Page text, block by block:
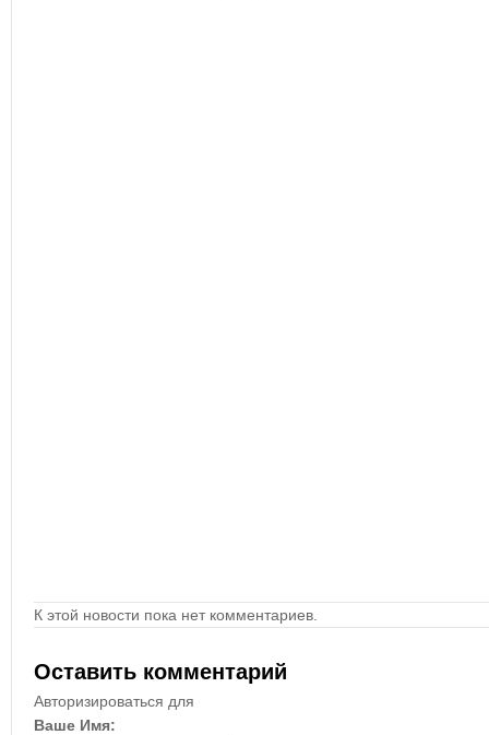
К этой новости пока нет комментариев.
Оставить комментарий
Авторизироваться для
Ваше Имя: